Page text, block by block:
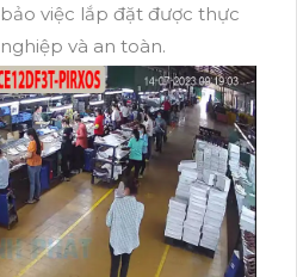
việc lắp đặt được thực
và an toàn.